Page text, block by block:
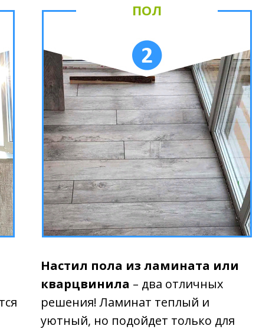
ПОЛ
Настил пола из ламината или
кварцвинила – два отличных
решения! Ламинат теплый и
уютный, но подойдет только для